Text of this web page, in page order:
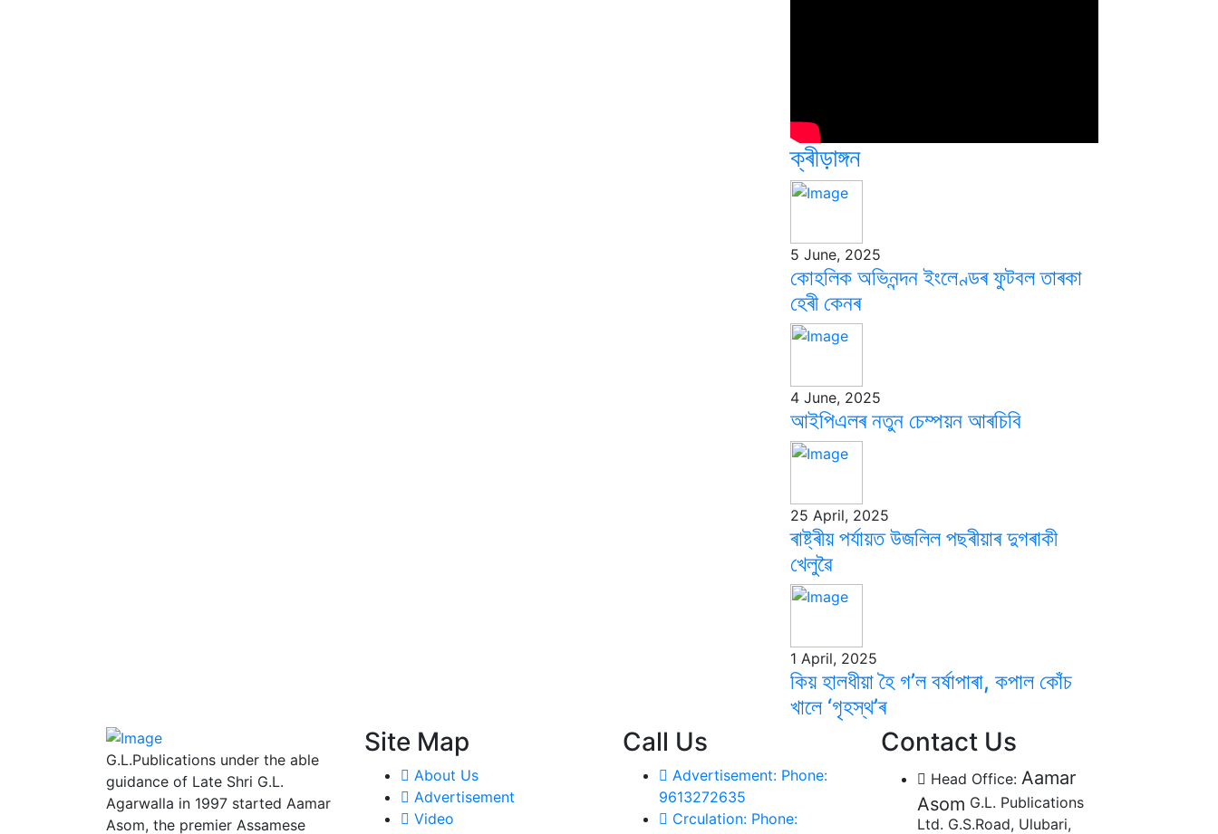
ক্ৰীড়াঙ্গন
5 June, 2025
কোহলিক অভিনন্দন ইংলেণ্ডৰ ফুটবল তাৰকা
হেৰী কেনৰ
4 June, 2025
আইপিএলৰ নতুন চেম্পয়ন আৰচিবি
25 April, 2025
ৰাষ্ট্ৰীয় পৰ্যায়ত উজলিল পছৰীয়াৰ দুগৰাকী
খেলুৱৈ
1 April, 2025
কিয় হালধীয়া হৈ গ’ল বৰ্ষাপাৰা, কপাল কোঁচ
খালে ‘গৃহস্থ’ৰ
G.L.Publications under the able
guidance of Late Shri G.L.
Agarwalla in 1997 started Aamar
Asom, the premier Assamese
Site Map
About Us
Advertisement
Video
Call Us
Advertisement: Phone:
9613272635
Crculation: Phone:
Contact Us
Head Office: Aamar
Asom G.L. Publications
Ltd. G.S.Road, Ulubari,